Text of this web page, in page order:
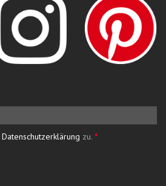
Datenschutzerklärung zu. *